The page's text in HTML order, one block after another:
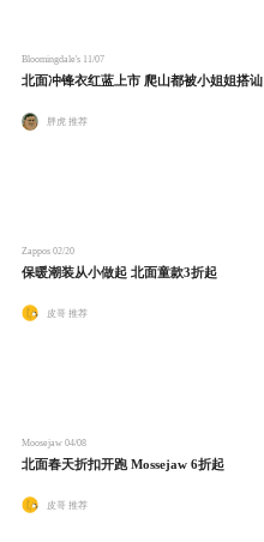
Bloomingdale's 11/07
北面冲锋衣红蓝上市 爬山都被小姐姐搭讪
胖虎 推荐
Zappos 02/20
保暖潮装从小做起 北面童款3折起
皮哥 推荐
Moosejaw 04/08
北面春天折扣开跑 Mossejaw 6折起
皮哥 推荐